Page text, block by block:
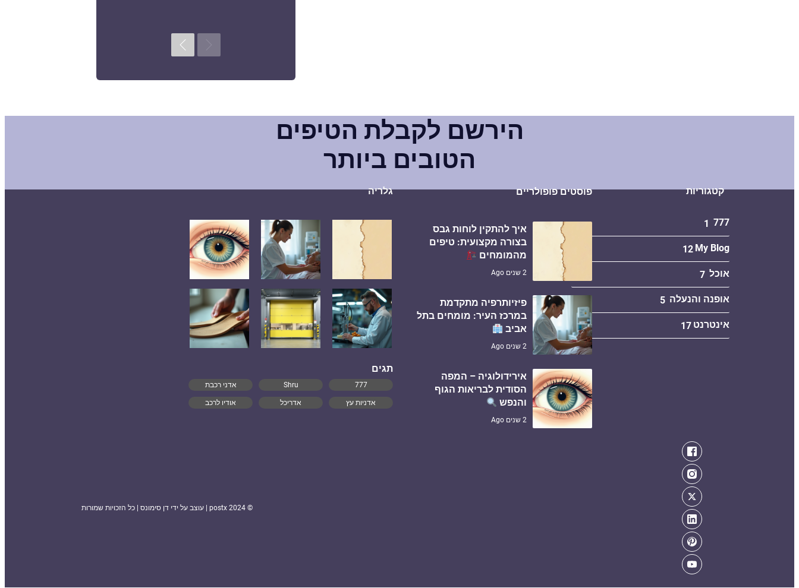
Previous
Next
הירשם לקבלת הטיפים
הטובים ביותר
קטגוריות
777
1
My Blog
12
אוכל 7
אופנה והנעלה 5
אינטרנט 17
פוסטים פופולריים
איך להתקין לוחות גבס
בצורה מקצועית: טיפים
מהמומחים
2 שנים Ago
פיזיותרפיה מתקדמת
במרכז העיר: מומחים בתל
אביב
2 שנים Ago
אירידולוגיה – המפה
הסודית לבריאות הגוף
והנפש
2 שנים Ago
גלריה
תגים
777
Shru אדני רכבת
אדניות עץ אדריכל אודיו לרכב
© 2024 postx | עוצב על ידי דן סימונס | כל הזכויות שמורות